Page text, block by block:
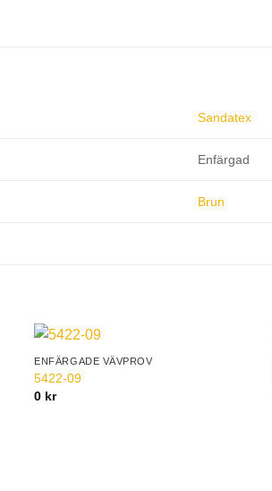
Sandatex
Enfärgad
Brun
ENFÄRGADE VÄVPROV
5422-09
0 kr